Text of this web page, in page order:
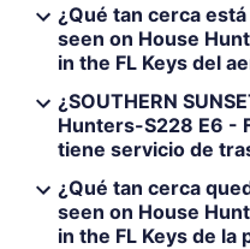
¿Qué tan cerca está
seen on House
in the FL Keys del
¿SOUTHERN
Hunters-S228 E6 -
tiene servicio de
¿Qué tan cerca
seen on House
in the FL Keys de la